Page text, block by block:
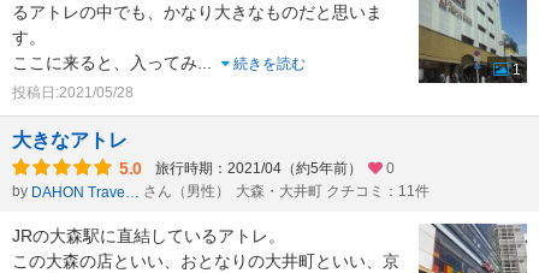
るアトレの中でも、かなり大きなものだと思いま
す。
ここに来ると、入ってみ
続きを読む
投稿日:2021/05/28
1
大きなアトレ
5.0 旅行時期：2021/04（約5年前）
0
by
DAHON Traveler さん（男性） 大森・大井町 クチコミ：11件
JRの大森駅に直結しているアトレ。
この大森の店といい、おとなりの大井町といい、京